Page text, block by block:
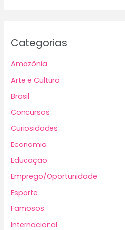
Categorias
Amazônia
Arte e Cultura
Brasil
Concursos
Curiosidades
Economia
Educação
Emprego/Oportunidade
Esporte
Famosos
Internacional